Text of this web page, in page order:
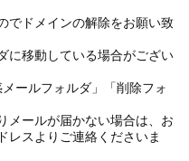
でドメインの解除をお願い致
に移動している場合がござい
ールフォルダ」「削除フォ
メールが届かない場合は、お
レスよりご連絡くださいま